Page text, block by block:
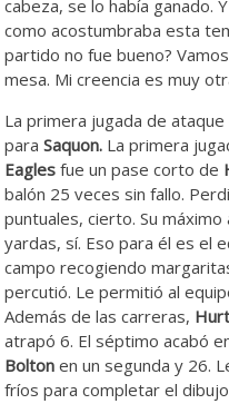
cabeza, se lo había ganado.
como acostumbraba esta
partido no fue bueno?
mesa. Mi creencia es muy
La primera jugada de
paraSaquon. La primera
Eagles fue un pase corto de
balón 25 veces sin fallo.
puntuales, cierto. Su
yardas, sí. Eso para él es el
campo recogiendo
percutió. Le permitió al
Además de las carreras,
atrapó 6. El séptimo acabó
Bolton en un segunda y 26.
fríos para completar el